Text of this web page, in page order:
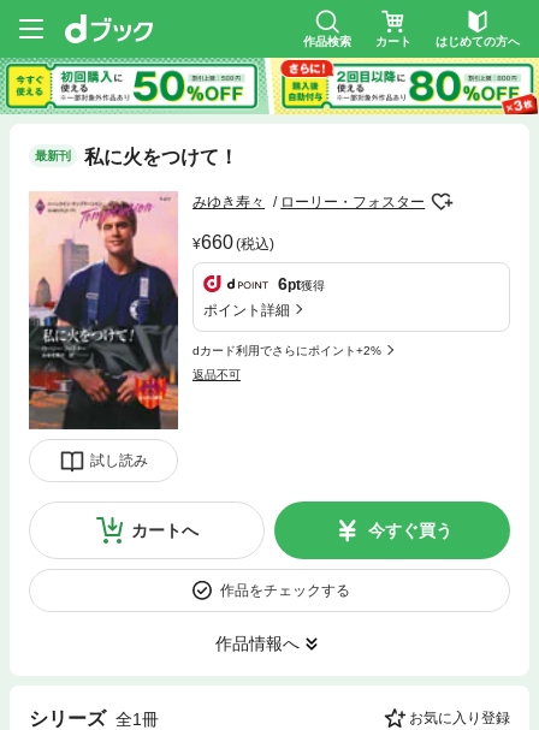
作品検索 カート はじめての方へ
最新刊 私に火をつけて！
試し読み
みゆき寿々 ローリー・フォスター
660(税込)
6pt獲得
ポイント詳細
dカード利用でさらにポイント+2%
返品不可
カートへ 今すぐ買う
作品をチェックする
作品情報へ
シリーズ 全1冊 お気に入り登録